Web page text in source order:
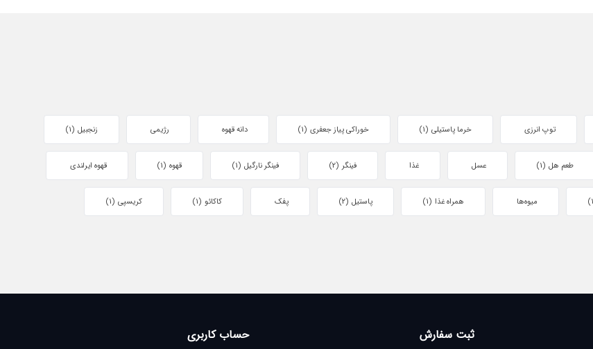
توپ انرزی خرما پاستیلی (1) خوراکی پیاز جعفری (1) دانه قهوه رژیمی زنجبیل (1)
طعم هل (1) عسل غذا فینگر (2) فینگر نارگیل (1) قهوه (1) قهوه ایرلندی
میوه‌ها همراه غذا (1) پاستیل (2) پفک کاکائو (1) کریسپی (1)
ثبت سفارش حساب کاربری